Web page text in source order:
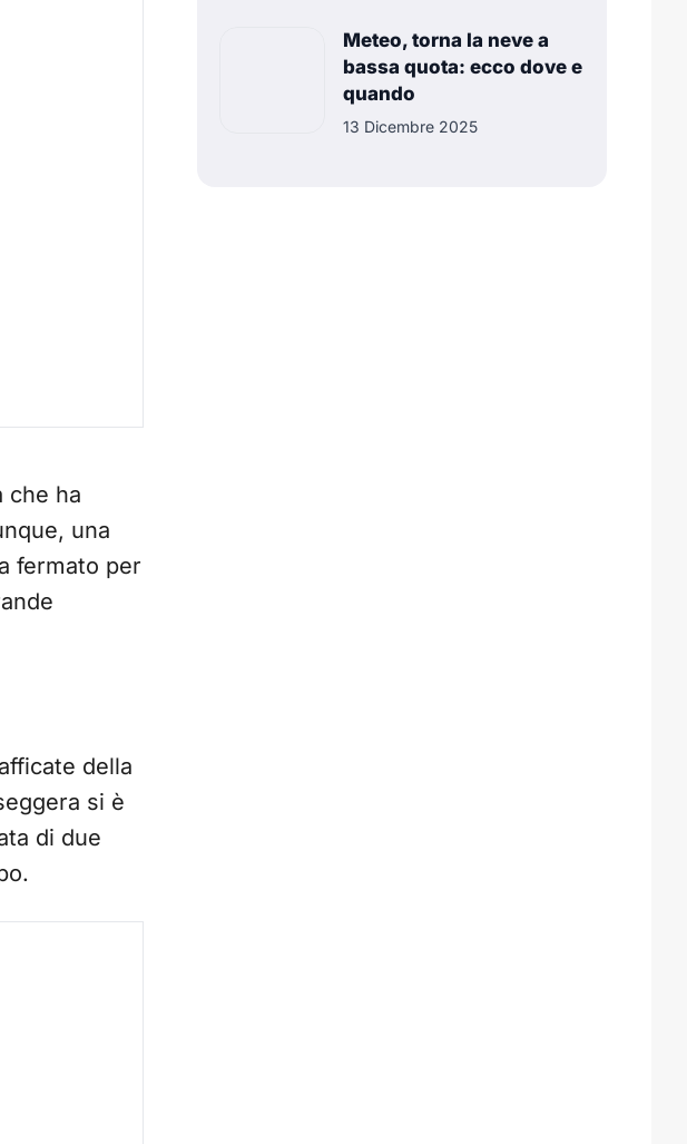
che ha
una
fermato per
della
si è
di due
Meteo, torna la neve a
bassa quota: ecco dove e
quando
13 Dicembre 2025